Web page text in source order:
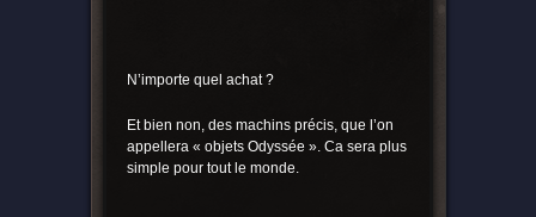
N’importe quel achat ?
Et bien non, des machins précis, que l’on
appellera « objets Odyssée ». Ca sera plus
simple pour tout le monde.